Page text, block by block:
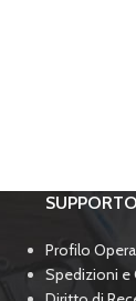
SUPPORTO
Profilo
Spedizioni e